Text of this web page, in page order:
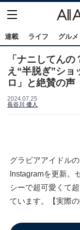
連載 ライフ グルメ
「ナニしてん
え“半脱ぎ”シ
ロ」と絶賛の声
2024.07.25
長谷川 優人
グラビアアイドル
Instagramを更新。
シーで超可愛くて
ています。【実際